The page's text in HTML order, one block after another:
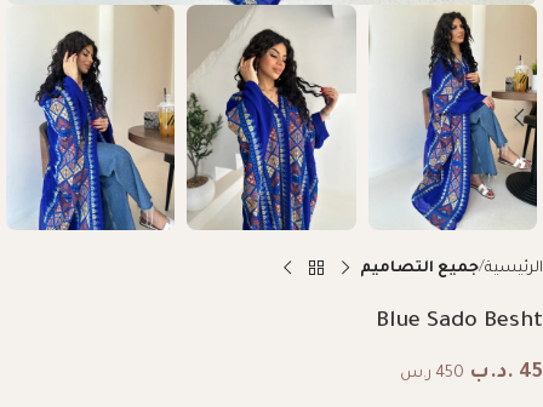
الرئيسية جميع التصاميم
Blue Sado Besht
45 .د.ب 450 ر.س